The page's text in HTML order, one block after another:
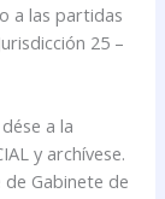
a las partidas
25 –
a la
y archívese.
de Gabinete de